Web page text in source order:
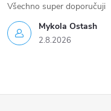
Mykola Ostash
2.8.2026
Všechno super doporučuji